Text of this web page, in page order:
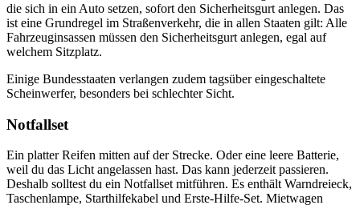
die sich in ein Auto setzen, sofort den Sicherheitsgurt anlegen. Das
ist eine Grundregel im Straßenverkehr, die in allen Staaten gilt: Alle
Fahrzeuginsassen müssen den Sicherheitsgurt anlegen, egal auf
welchem Sitzplatz.
Einige Bundesstaaten verlangen zudem tagsüber eingeschaltete
Scheinwerfer, besonders bei schlechter Sicht.
Notfallset
Ein platter Reifen mitten auf der Strecke. Oder eine leere Batterie,
weil du das Licht angelassen hast. Das kann jederzeit passieren.
Deshalb solltest du ein Notfallset mitführen. Es enthält Warndreieck,
Taschenlampe, Starthilfekabel und Erste-Hilfe-Set. Mietwagen